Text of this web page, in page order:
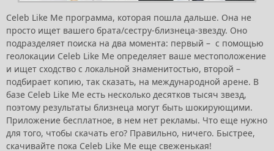
Celeb Like Me программа, которая пошла дальше. Она не
просто ищет вашего брата/сестру-близнеца-звезду. Оно
подразделяет поиска на два момента: первый – с помощью
геолокации Celeb Like Me определяет ваше местоположение
и ищет сходство с локальной знаменитостью, второй –
подбирает копию, так сказать, на международной арене. В
базе Celeb Like Me есть несколько десятков тысяч звезд,
поэтому результаты близнеца могут быть шокирующими.
Приложение бесплатное, в нем нет рекламы. Что еще нужно
для того, чтобы скачать его? Правильно, ничего. Быстрее,
скачивайте пока Celeb Like Me еще свеженькая!